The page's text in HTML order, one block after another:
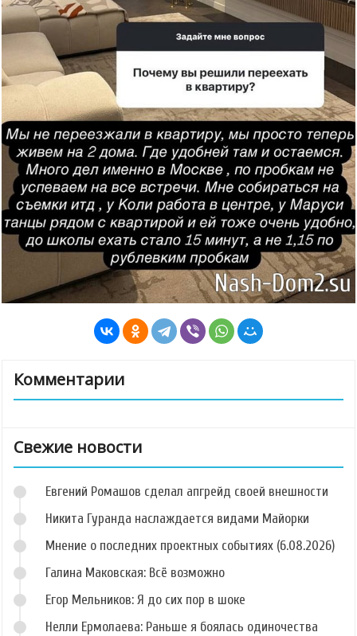
Комментарии
Свежие новости
Евгений Ромашов сделал апгрейд своей внешности
Никита Гуранда наслаждается видами Майорки
Мнение о последних проектных событиях (6.08.2026)
Галина Маковская: Всё возможно
Егор Мельников: Я до сих пор в шоке
Нелли Ермолаева: Раньше я боялась одиночества